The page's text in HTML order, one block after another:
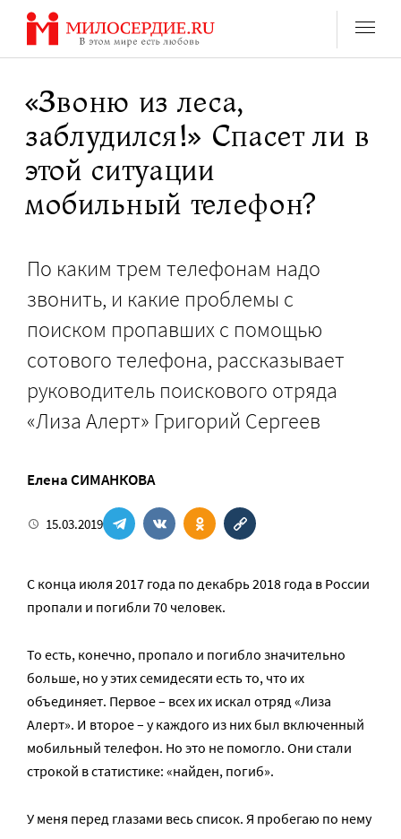
Перейти
содержанию
«Звоню из леса,
заблудился!» Спасет ли в
этой ситуации
мобильный телефон?
По каким трем телефонам надо
звонить, и какие проблемы с
поиском пропавших с помощью
сотового телефона, рассказывает
руководитель поискового отряда
«Лиза Алерт» Григорий Сергеев
Елена СИМАНКОВА
15.03.2019
С конца июля 2017 года по декабрь 2018 года в России
пропали и погибли 70 человек.
То есть, конечно, пропало и погибло значительно
больше, но у этих семидесяти есть то, что их
объединяет. Первое – всех их искал отряд «Лиза
Алерт». И второе – у каждого из них был включенный
мобильный телефон. Но это не помогло. Они стали
строкой в статистике: «найден, погиб».
У меня перед глазами весь список. Я пробегаю по нему